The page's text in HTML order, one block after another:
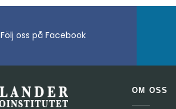
Följ oss på Facebook
OM OSS